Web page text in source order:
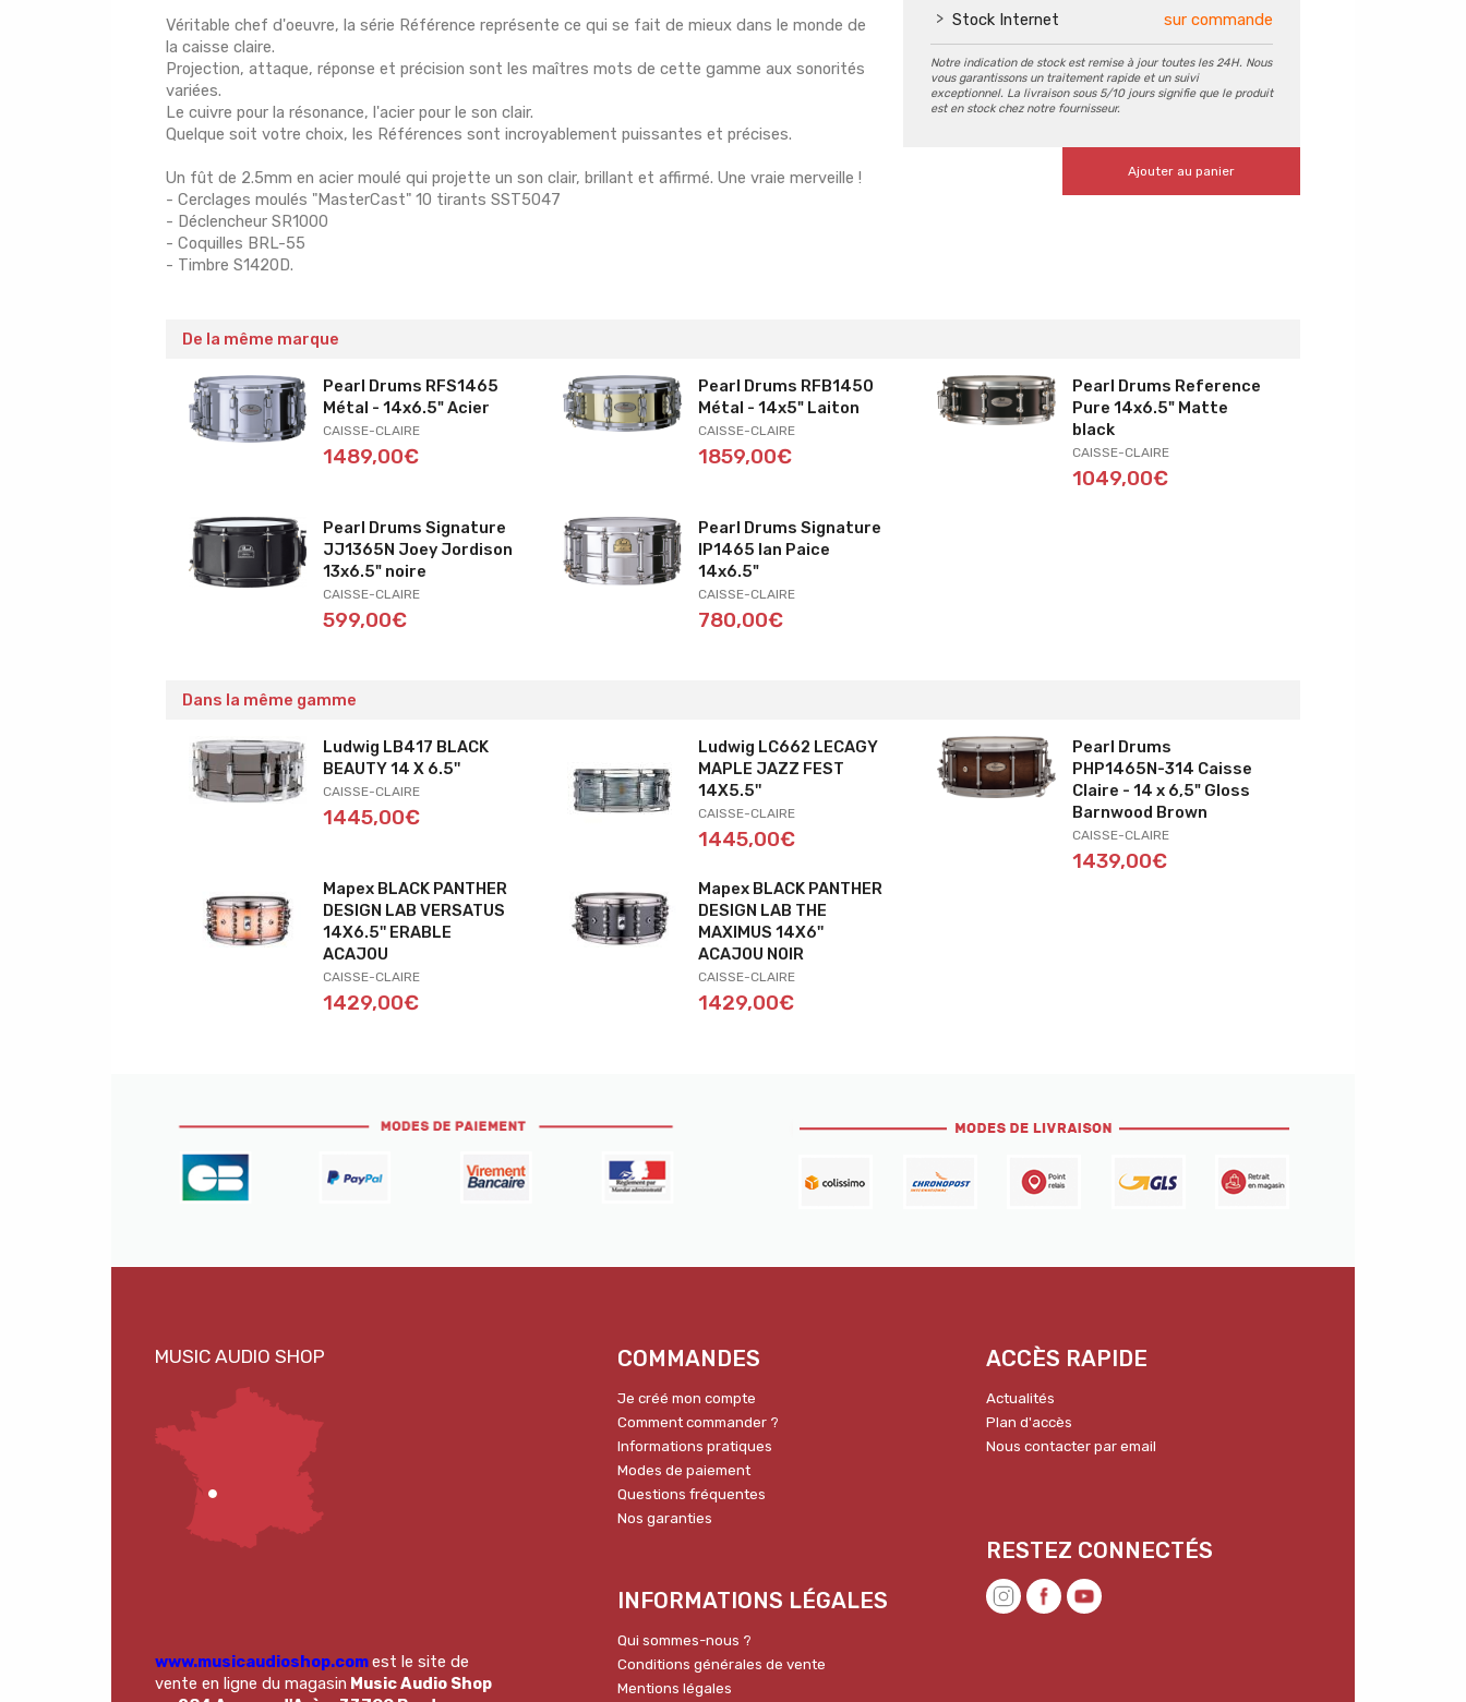
Stock Internet sur commande
Notre indication de stock est remise à jour toutes les 24H. Nous
vous garantissons un traitement rapide et un suivi
exceptionnel. La livraison sous 5/10 jours signifie que le produit
est en stock chez notre fournisseur.
Ajouter au panier
Véritable chef d'oeuvre, la série Référence représente ce qui se fait de mieux dans le monde de
la caisse claire.
Projection, attaque, réponse et précision sont les maîtres mots de cette gamme aux sonorités
variées.
Le cuivre pour la résonance, l'acier pour le son clair.
Quelque soit votre choix, les Références sont incroyablement puissantes et précises.
Un fût de 2.5mm en acier moulé qui projette un son clair, brillant et affirmé. Une vraie merveille !
- Cerclages moulés "MasterCast" 10 tirants SST5047
- Déclencheur SR1000
- Coquilles BRL-55
- Timbre S1420D.
De la même marque
Pearl Drums RFS1465
Métal - 14x6.5" Acier
CAISSE-CLAIRE
1489,00€
Pearl Drums RFB1450
Métal - 14x5" Laiton
CAISSE-CLAIRE
1859,00€
Pearl Drums Reference
Pure 14x6.5" Matte
black
CAISSE-CLAIRE
1049,00€
Pearl Drums Signature
JJ1365N Joey Jordison
13x6.5" noire
CAISSE-CLAIRE
599,00€
Pearl Drums Signature
IP1465 Ian Paice
14x6.5"
CAISSE-CLAIRE
780,00€
Dans la même gamme
Ludwig LB417 BLACK
BEAUTY 14 X 6.5''
CAISSE-CLAIRE
1445,00€
Ludwig LC662 LECAGY
MAPLE JAZZ FEST
14X5.5''
CAISSE-CLAIRE
1445,00€
Pearl Drums
PHP1465N-314 Caisse
Claire - 14 x 6,5" Gloss
Barnwood Brown
CAISSE-CLAIRE
1439,00€
Mapex BLACK PANTHER
DESIGN LAB VERSATUS
14X6.5'' ERABLE
ACAJOU
CAISSE-CLAIRE
1429,00€
Mapex BLACK PANTHER
DESIGN LAB THE
MAXIMUS 14X6''
ACAJOU NOIR
CAISSE-CLAIRE
1429,00€
www.musicaudioshop.comest le site de
vente en ligne du magasin Music Audio Shop
COMMANDES
Je créé mon compte
Comment commander ?
Informations pratiques
Modes de paiement
Questions fréquentes
Nos garanties
INFORMATIONS LÉGALES
Qui sommes-nous ?
Conditions générales de vente
Mentions légales
ACCÈS RAPIDE
Actualités
Plan d'accès
Nous contacter par email